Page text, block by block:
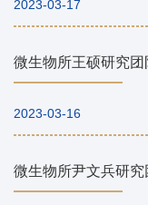
2023-03-17
2023-03-16